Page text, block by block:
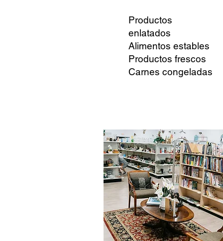
Productos
enlatados
Alimentos estables
Productos frescos
Carnes congeladas